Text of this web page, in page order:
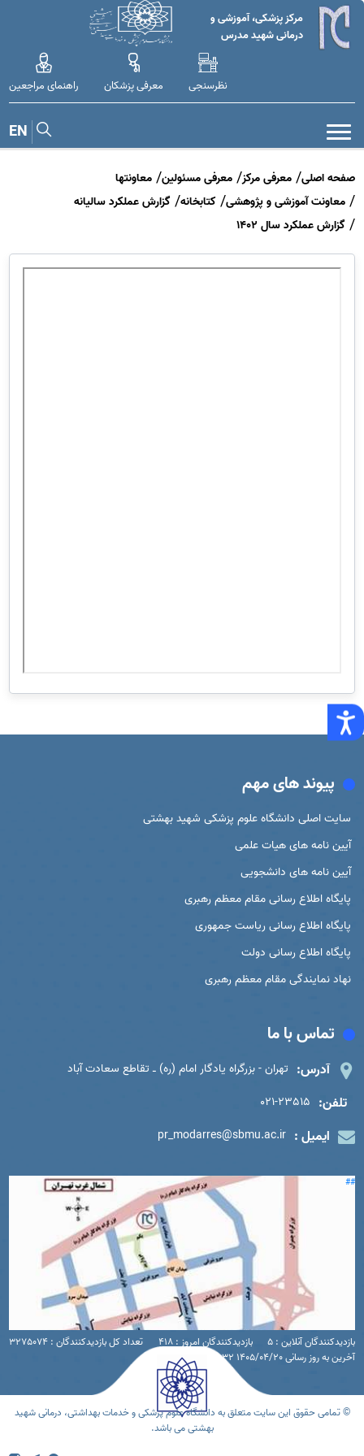
مرکز پزشکی، آموزشی و
درمانی شهید مدرس
نظرسنجی معرفی پزشکان راهنمای مراجعین
EN
صفحه اصلی معرفی مرکز معرفی مسئولین معاونتها
معاونت آموزشی و پژوهشی کتابخانه گزارش عملکرد سالیانه
گزارش عملکرد سال 1402
پیوند های مهم
سایت اصلی دانشگاه علوم پزشکی شهید بهشتی
آیین نامه های هیات علمی
آیین نامه های دانشجویی
پایگاه اطلاع رسانی مقام معظم رهبری
پایگاه اطلاع رسانی ریاست جمهوری
پایگاه اطلاع رسانی دولت
نهاد نمایندگی مقام معظم رهبری
تماس با ما
آدرس: تهران - بزرگراه یادگار امام (ره) ـ تقاطع سعادت آباد
تلفن: 021-23515
ایمیل : pr_modarres@sbmu.ac.ir
##
بازدیدکنندگان آنلاین : 5 بازدیدکنندگان امروز : 418
تعداد کل بازدیدکنندگان : 3275074
آخرین به روز رسانی 1405/04/20 16:32
© تمامی حقوق این سایت متعلق به دانشگاه علوم پزشکی و خدمات بهداشتی، درمانی شهید
بهشتی می باشد.